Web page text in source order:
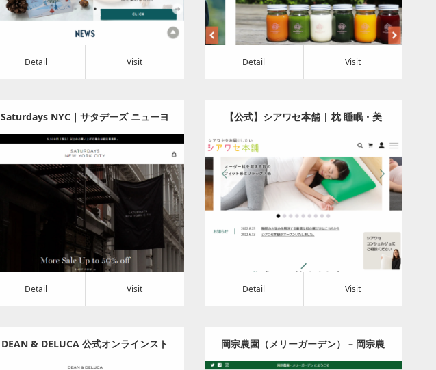
Detail Visit Detail Visit
Saturdays NYC｜サタデーズ ニューヨ
ークシティ オフィシャルオンラインス
トア | Saturdays NYC Japan
Category:アパレル・バッグ
Detail Visit
【公式】シアワセ本舗 | 枕 睡眠・美
容・健康グッズの通販サイト
Category:ビューティー・ヘルス
Detail Visit
Detail Visit
DEAN & DELUCA 公式オンラインスト 岡宗農園（メリーガーデン） – 岡宗農